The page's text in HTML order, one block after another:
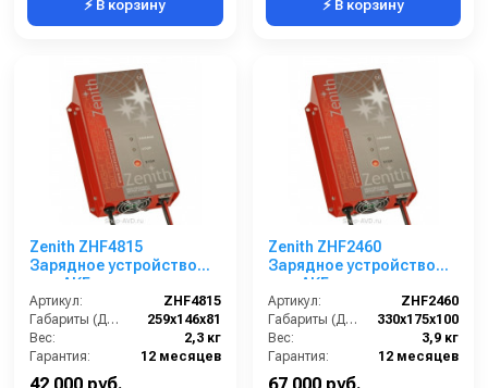
⚡ В корзину ⚡ В корзину
Zenith ZHF4815
Зарядное устройство
для АКБ
Артикул:
ZHF4815
Габариты (ДхШхВ):
259х146х81
Вес:
2,3 кг
Гарантия:
12 месяцев
42 000 руб.
Zenith ZHF2460
Зарядное устройство
для АКБ
Артикул:
ZHF2460
Габариты (ДхШхВ):
330х175х100
Вес:
3,9 кг
Гарантия:
12 месяцев
67 000 руб.